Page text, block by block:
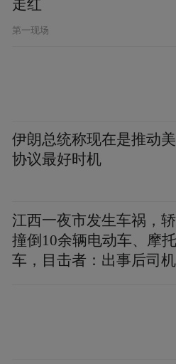
走红
第一现场
伊朗总统称现在是推动
协议最好时机
江西一夜市发生车祸，
撞倒10余辆电动车、摩托
车，目击者：出事后司